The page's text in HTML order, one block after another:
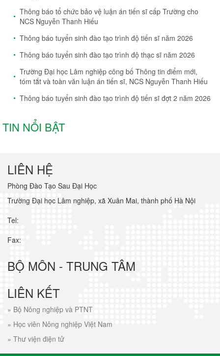
Thông báo tổ chức bảo vệ luận án tiến sĩ cấp Trường cho
NCS Nguyễn Thanh Hiếu
Thông báo tuyển sinh đào tạo trình độ tiến sĩ năm 2026
Thông báo tuyển sinh đào tạo trình độ thạc sĩ năm 2026
Trường Đại học Lâm nghiệp công bố Thông tin điểm mới,
tóm tắt và toàn văn luận án tiến sĩ, NCS Nguyễn Thanh Hiếu
Thông báo tuyển sinh đào tạo trình độ tiến sĩ đợt 2 năm 2026
TIN NỔI BẬT
LIÊN HỆ
Phòng Đào Tạo Sau Đại Học
Trường Đại học Lâm nghiệp, xã Xuân Mai, thành phố Hà Nội
Tel:
Fax:
BỘ MÔN - TRUNG TÂM
LIÊN KẾT
» Bộ Nông nghiệp và PTNT
» Học viên Nông nghiệp Việt Nam
» Thư viện điện tử